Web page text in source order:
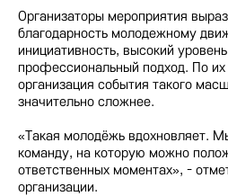
Организаторы мероприятия
благодарность молодежному
инициативность, высокий
профессиональный подход. По
организация события такого
значительно сложнее.
«Такая молодёжь вдохновляет.
команду, на которую можно
ответственных моментах», -
организации.